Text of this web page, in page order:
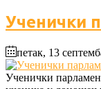
Ученички
петак, 13
Ученички